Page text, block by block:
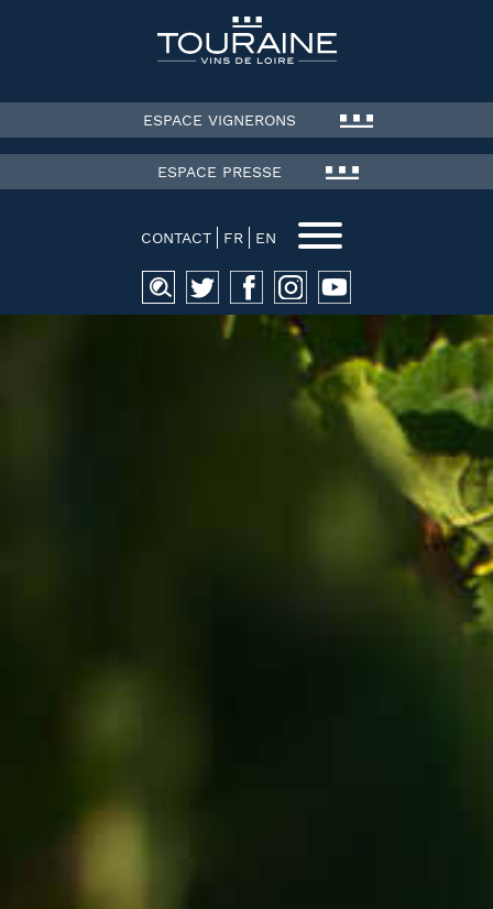
ESPACE VIGNERONS
ESPACE PRESSE
CONTACT FR EN
Recherche
pour :